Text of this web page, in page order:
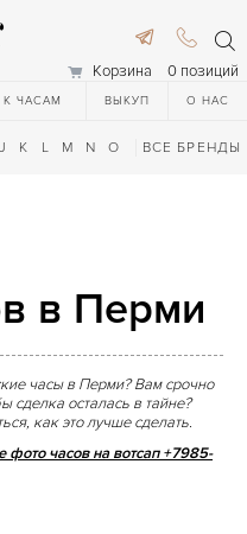
Корзина 0 позиций
ЧАСАМ ВЫКУП О НАС
J K L M N O Q R S T
ВСЕ БРЕНДЫ
в Перми
часы в Перми? Вам срочно
сделка осталась в тайне?
как это лучше сделать.
фото часовна вотсап +7985-